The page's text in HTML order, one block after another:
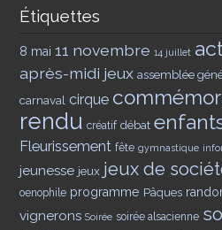
Étiquettes
8 mai 11 novembre 14 juillet
après-midi jeux assemblée
carnaval cirque
rendu créatif débat
Fleurissement fête gymnastique
jeunesse jeux jeux de
oenophile programme Pâques
vignerons Soirée soirée alsacienne